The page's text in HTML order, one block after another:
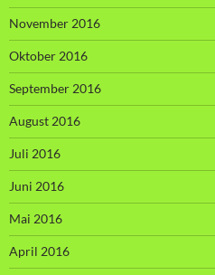
November 2016
Oktober 2016
September 2016
August 2016
Juli 2016
Juni 2016
Mai 2016
April 2016